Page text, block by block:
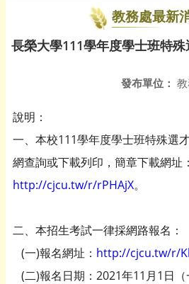
教務處最新
長榮大學111學年度學士班特殊
發布單位：
說明：
一、本校111學年度學士班特殊選
網查詢或下載列印，簡章下載網址：
http://cjcu.tw/r/rPHAjX。
二、本招生考試一律採網路報名：
(一)報名網址： http://cjcu.tw/r/
(二)報名日期：2021年11月1日